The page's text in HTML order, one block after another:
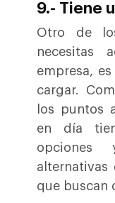
9.- Tiene
Otro de
necesitas
empresa,
cargar.
los puntos
en día
opciones
alternativas
que buscan